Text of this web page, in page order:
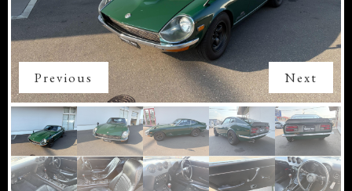
Previous Next